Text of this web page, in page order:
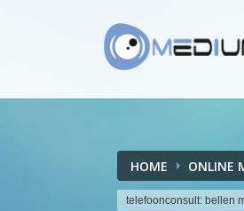
HOME ONLINE
telefoonconsult: bellen